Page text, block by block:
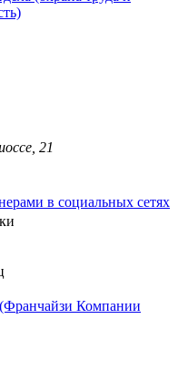
21
в социальных сетях
Компании